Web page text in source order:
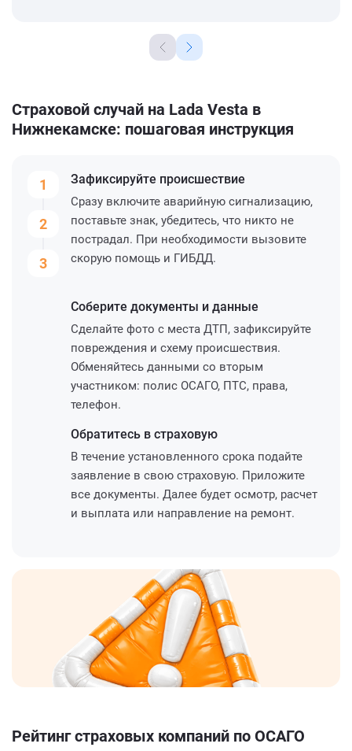
Страховой случай на Lada Vesta в
Нижнекамске: пошаговая инструкция
1
2
3
Зафиксируйте происшествие
Сразу включите аварийную сигнализацию,
поставьте знак, убедитесь, что никто не
пострадал. При необходимости вызовите
скорую помощь и ГИБДД.
Соберите документы и данные
Сделайте фото с места ДТП, зафиксируйте
повреждения и схему происшествия.
Обменяйтесь данными со вторым
участником: полис ОСАГО, ПТС, права,
телефон.
Обратитесь в страховую
В течение установленного срока подайте
заявление в свою страховую. Приложите
все документы. Далее будет осмотр, расчет
и выплата или направление на ремонт.
Рейтинг страховых компаний по ОСАГО